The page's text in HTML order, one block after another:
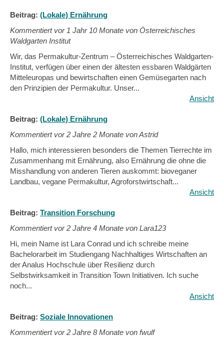
Beitrag: (Lokale) Ernährung
Kommentiert vor 1 Jahr 10 Monate von Österreichisches
Waldgarten Institut
Wir, das Permakultur-Zentrum – Österreichisches Waldgarten-
Institut, verfügen über einen der ältesten essbaren Waldgärten
Mitteleuropas und bewirtschaften einen Gemüsegarten nach
den Prinzipien der Permakultur. Unser...
Ansicht
Beitrag: (Lokale) Ernährung
Kommentiert vor2 Jahre 2 Monate von Astrid
Hallo, mich interessieren besonders die Themen Tierrechte im
Zusammenhang mit Ernährung, also Ernährung die ohne die
Misshandlung von anderen Tieren auskommt: bioveganer
Landbau, vegane Permakultur, Agroforstwirtschaft...
Ansicht
Beitrag: Transition Forschung
Kommentiert vor2 Jahre 4 Monate von Lara123
Hi, mein Name ist Lara Conrad und ich schreibe meine
Bachelorarbeit im Studiengang Nachhaltiges Wirtschaften an
der Analus Hochschule über Resilienz durch
Selbstwirksamkeit in Transition Town Initiativen. Ich suche
noch...
Ansicht
Beitrag: Soziale Innovationen
Kommentiert vor2 Jahre 8 Monate von fwulf